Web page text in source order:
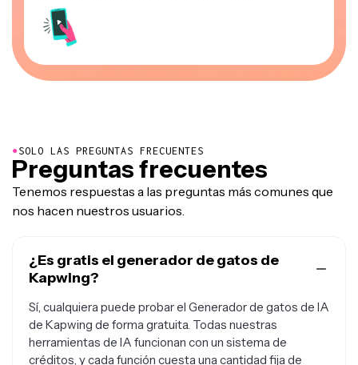
●SOLO LAS PREGUNTAS FRECUENTES
Preguntas frecuentes
Tenemos respuestas a las preguntas más comunes que
nos hacen nuestros usuarios.
¿Es gratis el generador de gatos de
Kapwing?
Sí, cualquiera puede probar el Generador de gatos de IA
de Kapwing de forma gratuita. Todas nuestras
herramientas de IA funcionan con un sistema de
créditos, y cada función cuesta una cantidad fija de